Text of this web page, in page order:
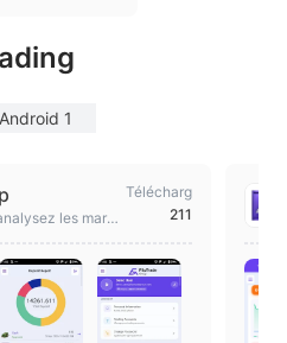
Android 1
les marc
Télécharg
211